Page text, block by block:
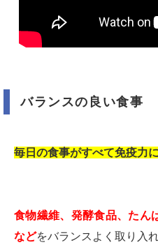
バランスの良い食事
毎日の食事がすべて免疫力
食物繊維、発酵食品、たん
などをバランスよく取り入